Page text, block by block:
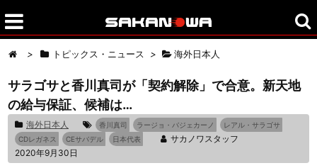
> トピックス・ニュース > 海外日本人
サラゴサと香川真司が「契約解除」で合意。新天地
の給与保証、候補は…
海外日本人 香川真司 ラージョ・バジェカーノ
レアル・サラゴサ
CDレガネス
CEサバデル 日本代表
サカノワスタッフ
2020年9月30日